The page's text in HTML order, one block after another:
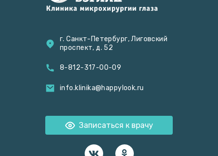
г. Санкт-Петербург, Лиговский
проспект, д. 52
8-812-317-00-09
info.klinika@happylook.ru
Записаться к врачу